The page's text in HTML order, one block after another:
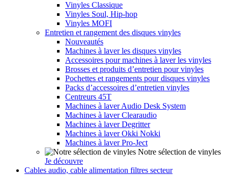
Vinyles Classique
Vinyles Soul, Hip-hop
Vinyles MOFI
Entretien et rangement des disques vinyles
Nouveautés
Machines à laver les disques vinyles
Accessoires pour machines à laver les vinyles
Brosses et produits d’entretien pour vinyles
Pochettes et rangements pour disques vinyles
Packs d’accessoires d’entretien vinyles
Centreurs 45T
Machines à laver Audio Desk System
Machines à laver Clearaudio
Machines à laver Degritter
Machines à laver Okki Nokki
Machines à laver Pro-Ject
Notre sélection de vinyles
Je découvre
Cables audio, cable alimentation filtres secteur